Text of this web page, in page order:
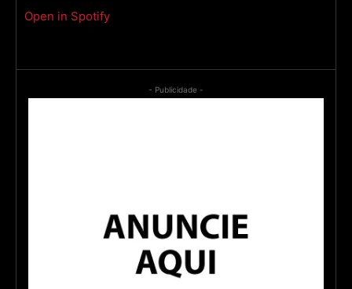
Open in Spotify
- Publicidade -